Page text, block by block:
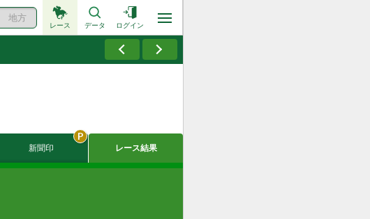
地方
レース データ ログイン
新聞印 レース結果